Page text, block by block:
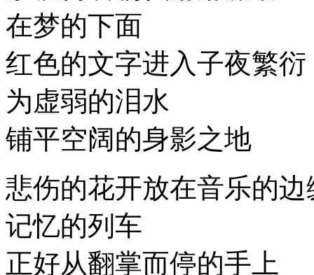
在梦的下面
红色的文字进入子夜繁衍
为虚弱的泪水
铺平空阔的身影之地
悲伤的花开放在音乐的边
记忆的列车
正好从翻掌而停的手上